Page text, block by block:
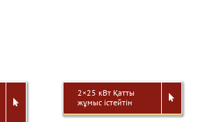
2×25 кВт Қатты
жұмыс істейтін